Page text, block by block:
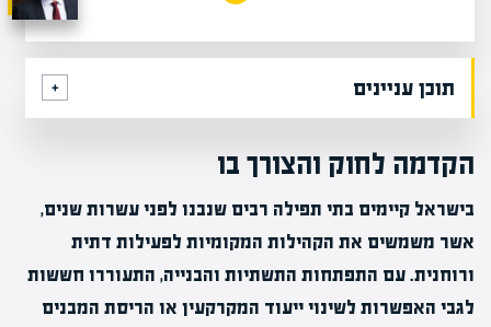
תוכן עניינים
הקדמה לחוק והצורך בו
בישראל קיימים בתי תפילה רבים שנבנו לפני עשרות שנים,
אשר משמשים את הקהילות המקומיות לפעילות דתית
ורוחנית. עם התפתחות התשתיות והבנייה, התעוררו חששות
לגבי האפשרות לשינוי ייעוד המקרקעין או הריסת המבנים